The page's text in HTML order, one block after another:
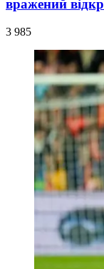
вражений
3 985